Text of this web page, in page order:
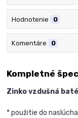
Hodnotenie 0
Komentáre 0
Kompletné
Zinko vzdušná
* použitie do